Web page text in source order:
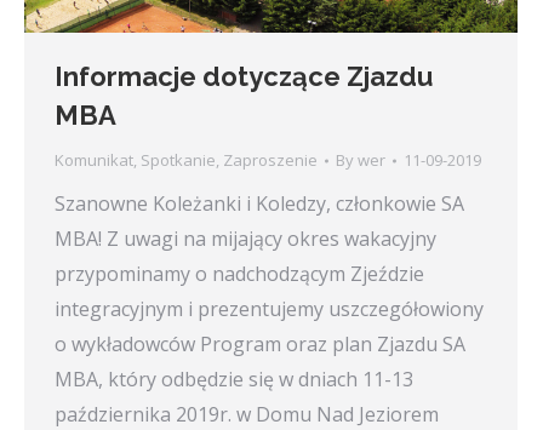
Informacje dotyczące Zjazdu
MBA
Komunikat, Spotkanie, Zaproszenie By wer 11-09-2019
Szanowne Koleżanki i Koledzy, członkowie SA
MBA! Z uwagi na mijający okres wakacyjny
przypominamy o nadchodzącym Zjeździe
integracyjnym i prezentujemy uszczegółowiony
o wykładowców Program oraz plan Zjazdu SA
MBA, który odbędzie się w dniach 11-13
października 2019r. w Domu Nad Jeziorem